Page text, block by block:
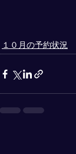
１０月の予約状況